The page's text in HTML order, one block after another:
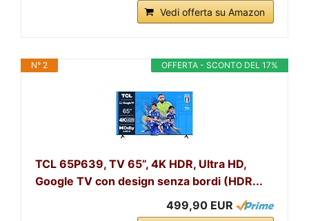
Vedi offerta su Amazon
OFFERTA - SCONTO DEL 17%
N° 2
TCL 65P639, TV 65”, 4K HDR, Ultra HD,
Google TV con design senza bordi (HDR...
499,90 EUR